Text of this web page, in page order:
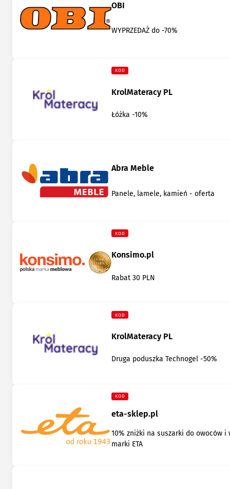
OBI
WYPRZEDAŻ do -70%
KOD
KrolMateracy PL
Łóżka -10%
Abra Meble
Panele, lamele, kamień - oferta
KOD
Konsimo.pl
Rabat 30 PLN
KOD
KrolMateracy PL
Druga poduszka Technogel -50%
KOD
eta-sklep.pl
10% zniżki na suszarki do owoców i
marki ETA